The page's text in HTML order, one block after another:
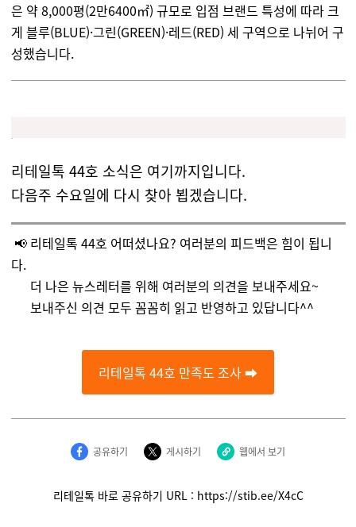
은 약 8,000평(2만6400㎡) 규모로 입점 브랜드 특성에 따라 크
게 블루(BLUE)·그린(GREEN)·레드(RED) 세 구역으로 나뉘어 구
성했습니다.
리테일톡 44호 소식은 여기까지입니다.
다음주 수요일에 다시 찾아 뵙겠습니다.
📢 리테일톡 44호 어떠셨나요? 여러분의 피드백은 힘이 됩니
다.
더 나은 뉴스레터를 위해 여러분의 의견을 보내주세요~
보내주신 의견 모두 꼼꼼히 읽고 반영하고 있답니다^^
리테일톡 44호 만족도 조사 ➡️
공유하기 게시하기 웹에서 보기
리테일톡 바로 공유하기 URL : https://stib.ee/X4cC